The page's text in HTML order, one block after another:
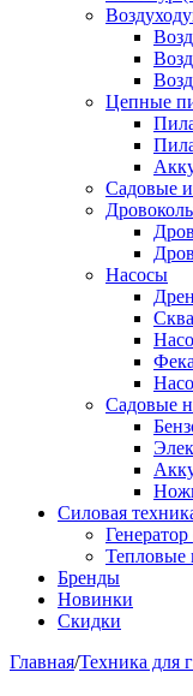
Цепные
Садовые
Насосы
Садовые
Силовая
Тепловые
Бренды
Новинки
Скидки
Главная/Техника для